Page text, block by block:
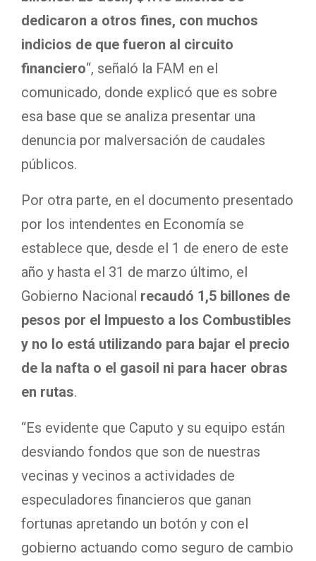
dedicaron a otros fines, con muchos
indicios de que fueron al circuito
financiero“, señaló la FAM en el
comunicado, donde explicó que es sobre
esa base que se analiza presentar una
denuncia por malversación de caudales
públicos.
Por otra parte, en el documento presentado
por los intendentes en Economía se
establece que, desde el 1 de enero de este
año y hasta el 31 de marzo último, el
Gobierno Nacional recaudó 1,5 billones de
pesos por el Impuesto a los Combustibles
y no lo está utilizando para bajar el precio
de la nafta o el gasoil ni para hacer obras
en rutas.
“Es evidente que Caputo y su equipo están
desviando fondos que son de nuestras
vecinas y vecinos a actividades de
especuladores financieros que ganan
fortunas apretando un botón y con el
gobierno actuando como seguro de cambio